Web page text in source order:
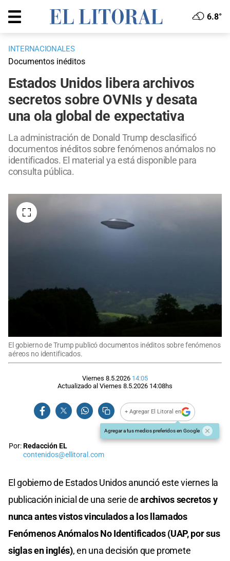
6.8°
INTERNACIONALES
Documentos inéditos
Estados Unidos libera archivos
secretos sobre OVNIs y desata
una ola global de expectativa
La administración de Donald Trump desclasificó
documentos inéditos sobre fenómenos anómalos no
identificados. El material ya está disponible para
consulta pública.
El gobierno de Trump publicó documentos inéditos sobre fenómenos
aéreos no identificados.
Viernes 8.5.2026 14:05
Actualizado al Viernes 8.5.2026 14:08hs
+ Agregar El Litoral en
Agregar a tus medios preferidos en Google
Por:Redacción EL
contenidos@ellitoral.com
El gobierno de Estados Unidos anunció este viernes la
publicación inicial de una serie dearchivos secretos y
nunca antes vistos vinculados a los llamados
Fenómenos Anómalos No Identificados (UAP, por sus
siglas en inglés), en una decisión que promete